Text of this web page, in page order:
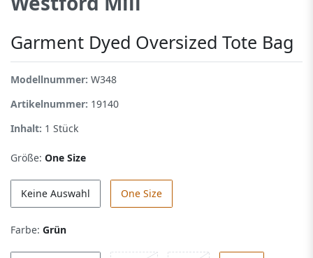
Garment Dyed Oversized Tote Bag
Modellnummer: W348
Artikelnummer: 19140
Inhalt: 1 Stück
Größe: One Size
Keine Auswahl One Size
Farbe: Grün